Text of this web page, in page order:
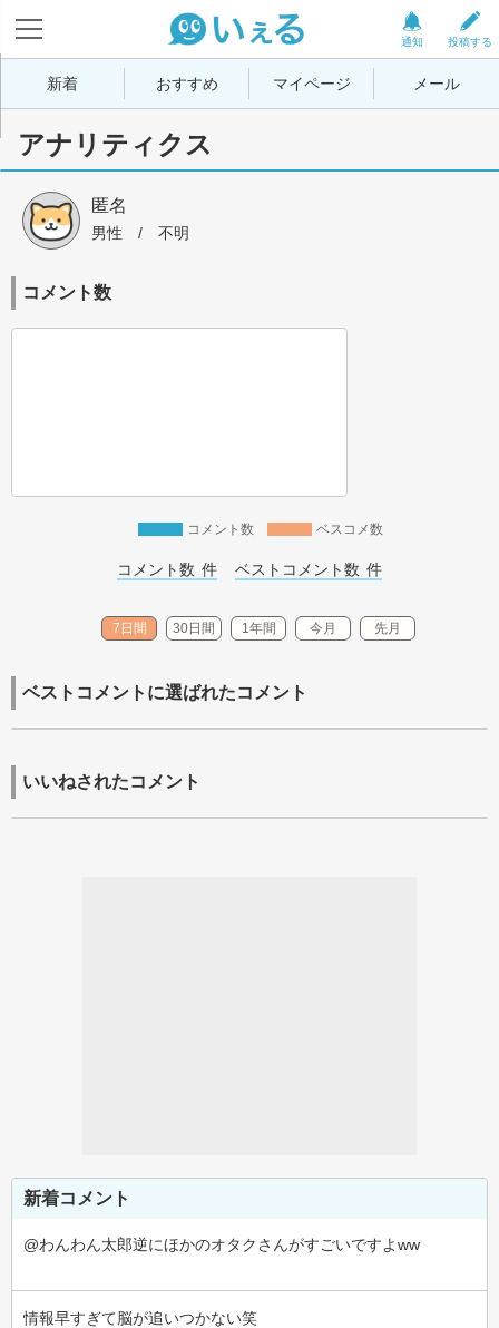
投稿する
通知
新着 おすすめ マイページ メール
アナリティクス
匿名
男性 / 不明
コメント数
コメント数 ベスコメ数
コメント数 件 ベストコメント数 件
7日間 30日間 1年間 今月 先月
ベストコメントに選ばれたコメント
いいねされたコメント
新着コメント
@わんわん太郎逆にほかのオタクさんがすごいですよww
情報早すぎて脳が追いつかない笑